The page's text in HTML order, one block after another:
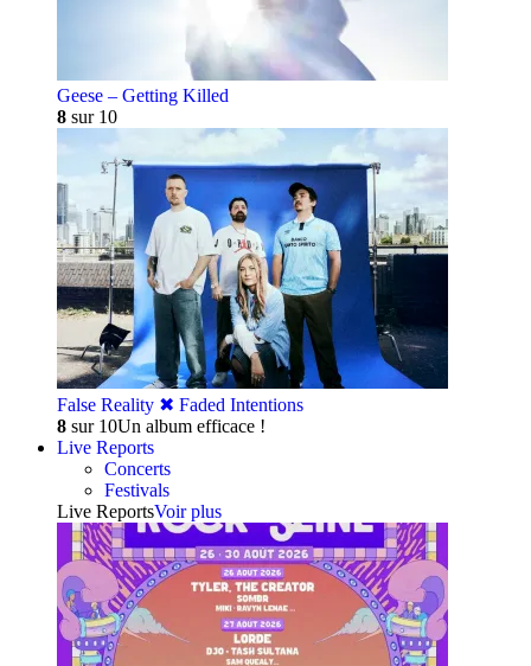
Geese – Getting Killed
8 sur 10
False Reality ✖︎ Faded Intentions
8 sur 10Un album efficace !
Live Reports
Concerts
Festivals
Live ReportsVoir plus